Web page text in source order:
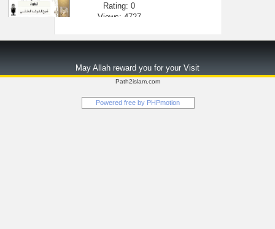
Rating: 0
Views: 4727
Views: 1566930
[388 -850] أهمية �...
Rating: 0
May Allah reward you for your Visit
Path2islam.com
Powered free by PHPmotion